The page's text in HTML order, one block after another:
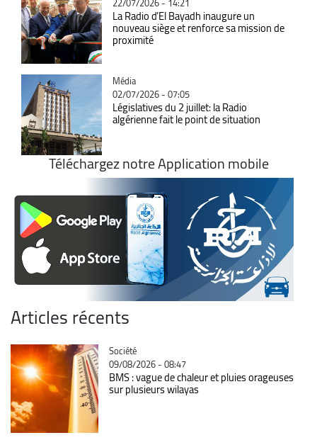
La Radio d’El Bayadh inaugure un
nouveau siège et renforce sa mission de
proximité
Catégorie
Média
02/07/2026 - 07:05
Législatives du 2 juillet: la Radio
algérienne fait le point de situation
Téléchargez notre Application mobile
Articles récents
Catégorie
Société
09/08/2026 - 08:47
BMS : vague de chaleur et pluies orageuses
sur plusieurs wilayas